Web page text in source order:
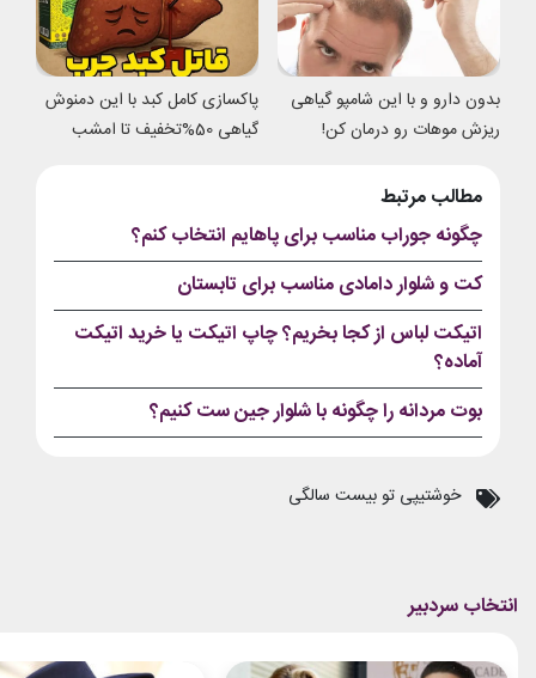
بدون دارو و با این شامپو گیاهی
ریزش موهات رو درمان کن!
پاکسازی کامل کبد با این دمنوش
گیاهی 50%تخفیف تا امشب
مطالب مرتبط
چگونه جوراب مناسب برای پاهایم انتخاب کنم؟
کت و شلوار دامادی مناسب برای تابستان
اتیکت لباس از کجا بخریم؟ چاپ اتیکت یا خرید اتیکت
آماده؟
بوت مردانه را چگونه با شلوار جین ست کنیم؟
خوشتیپی تو بیست سالگی